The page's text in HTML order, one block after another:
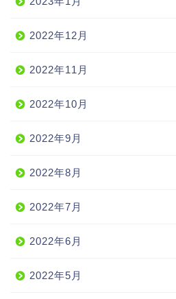
2022年12月
2022年11月
2022年10月
2022年9月
2022年8月
2022年7月
2022年6月
2022年5月